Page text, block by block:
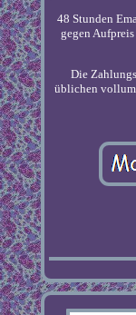
48 Stunden
gegen
Die
üblichen